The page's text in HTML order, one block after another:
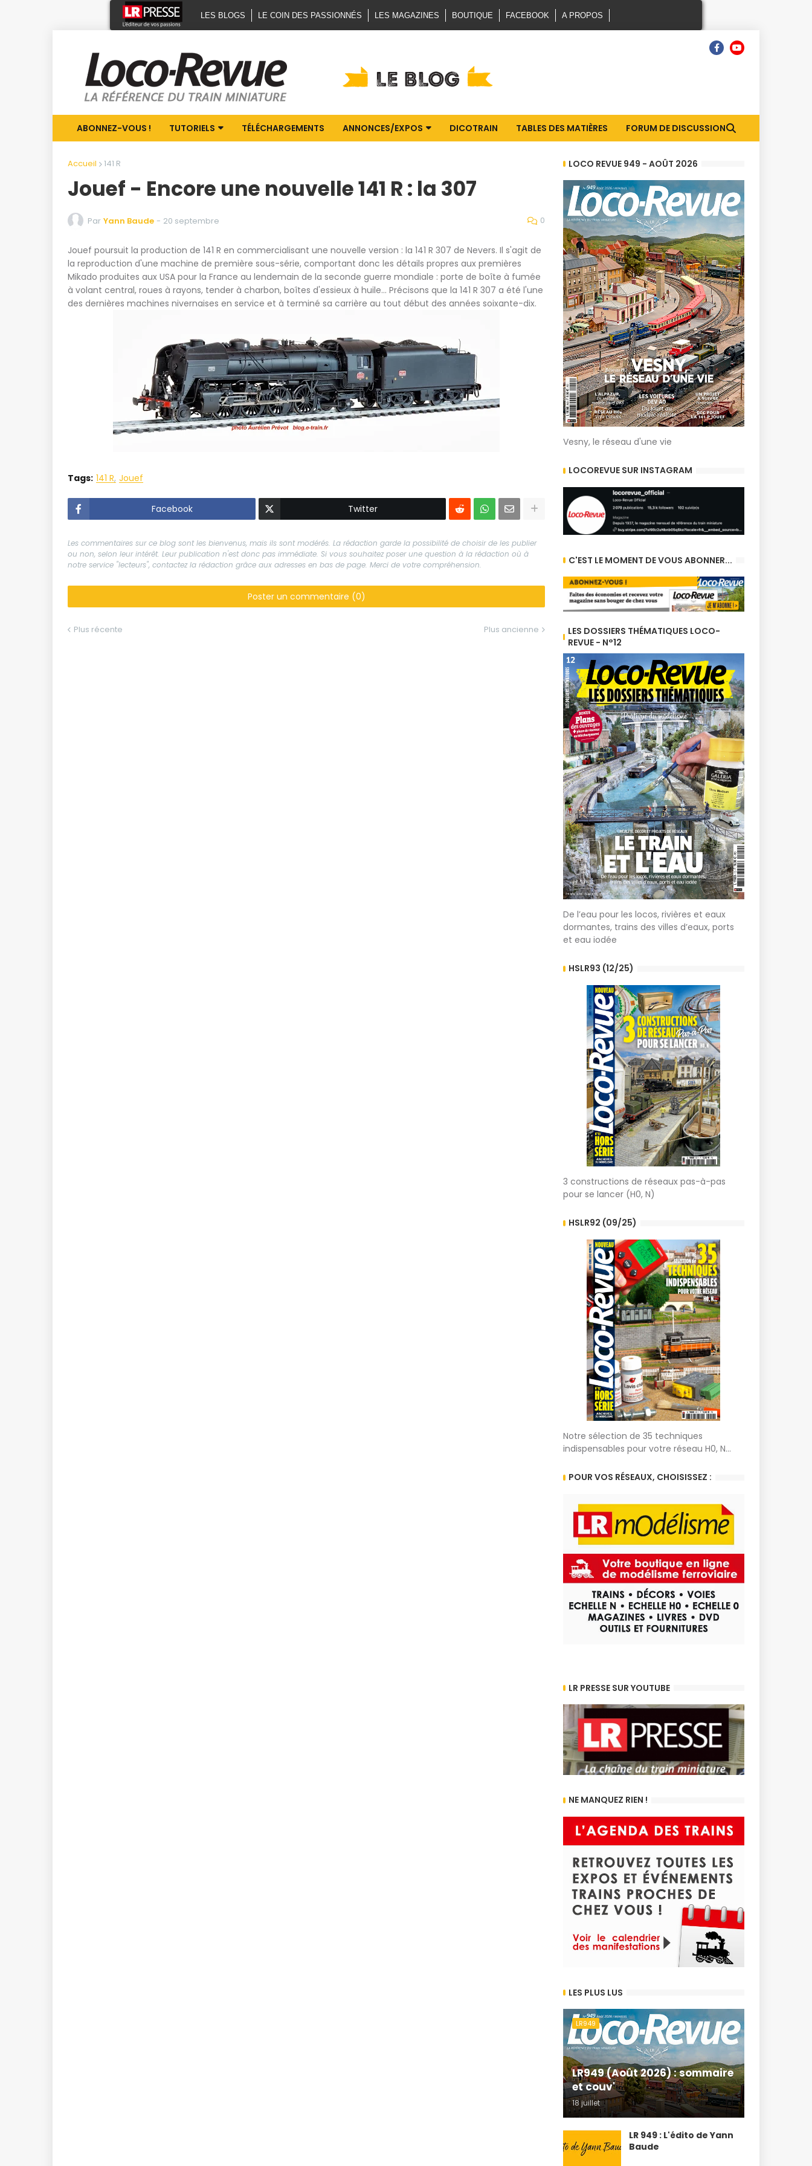
LES BLOGS LE COIN DES PASSIONNÉS LES MAGAZINES BOUTIQUE FACEBOOK A PROPOS
ABONNEZ-VOUS ! TUTORIELS TÉLÉCHARGEMENTS ANNONCES/EXPOS DICOTRAIN TABLES DES MATIÈRES FORUM DE DISCUSSION
Accueil 141 R
Jouef - Encore une nouvelle 141 R : la 307
Par Yann Baude - 20 septembre 0
Jouef poursuit la production de 141 R en commercialisant une nouvelle version : la 141 R 307 de Nevers. Il s'agit de
la reproduction d'une machine de première sous-série, comportant donc les détails propres aux premières
Mikado produites aux USA pour la France au lendemain de la seconde guerre mondiale : porte de boîte à fumée
à volant central, roues à rayons, tender à charbon, boîtes d'essieux à huile... Précisons que la 141 R 307 a été l'une
des dernières machines nivernaises en service et à terminé sa carrière au tout début des années soixante-dix.
Tags: 141 R Jouef
Facebook Twitter
Les commentaires sur ce blog sont les bienvenus, mais ils sont modérés. La rédaction garde la possibilité de choisir de les publier
ou non, selon leur intérêt. Leur publication n'est donc pas immédiate. Si vous souhaitez poser une question à la rédaction où à
notre service "lecteurs", contactez la rédaction grâce aux adresses en bas de page. Merci de votre compréhension.
Poster un commentaire (0)
Plus récente Plus ancienne
LOCO REVUE 949 - AOÛT 2026
Vesny, le réseau d'une vie
LOCOREVUE SUR INSTAGRAM
C'EST LE MOMENT DE VOUS ABONNER...
LES DOSSIERS THÉMATIQUES LOCO-
REVUE - N°12
De l’eau pour les locos, rivières et eaux
dormantes, trains des villes d’eaux, ports
et eau iodée
HSLR93 (12/25)
3 constructions de réseaux pas-à-pas
pour se lancer (H0, N)
HSLR92 (09/25)
Notre sélection de 35 techniques
indispensables pour votre réseau H0, N...
POUR VOS RÉSEAUX, CHOISISSEZ :
LR PRESSE SUR YOUTUBE
NE MANQUEZ RIEN !
LES PLUS LUS
LR949
LR949 (Août 2026) : sommaire
et couv'
18 juillet
LR 949 : L'édito de Yann
Baude